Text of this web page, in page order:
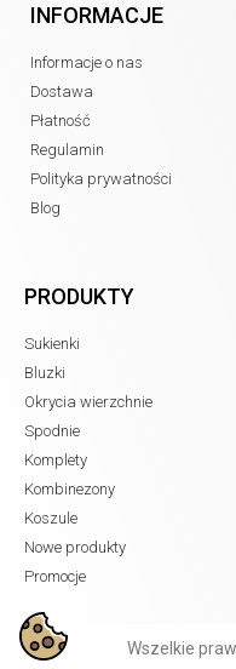
INFORMACJE
Informacje o nas
Dostawa
Płatność
Regulamin
Polityka prywatności
Blog
PRODUKTY
Sukienki
Bluzki
Okrycia wierzchnie
Spodnie
Komplety
Kombinezony
Koszule
Nowe produkty
Promocje
Wszelkie